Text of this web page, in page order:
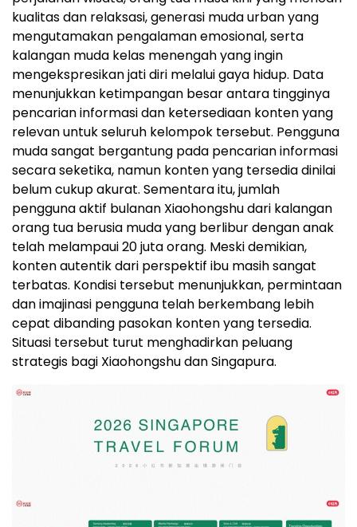
kualitas dan relaksasi, generasi muda urban yang
mengutamakan pengalaman emosional, serta
kalangan muda kelas menengah yang ingin
mengekspresikan jati diri melalui gaya hidup. Data
menunjukkan ketimpangan besar antara tingginya
pencarian informasi dan ketersediaan konten yang
relevan untuk seluruh kelompok tersebut. Pengguna
muda sangat bergantung pada pencarian informasi
secara seketika, namun konten yang tersedia dinilai
belum cukup akurat. Sementara itu, jumlah
pengguna aktif bulanan Xiaohongshu dari kalangan
orang tua berusia muda yang berlibur dengan anak
telah melampaui 20 juta orang. Meski demikian,
konten autentik dari perspektif ibu masih sangat
terbatas. Kondisi tersebut menunjukkan, permintaan
dan imajinasi pengguna telah berkembang lebih
cepat dibanding pasokan konten yang tersedia.
Situasi tersebut turut menghadirkan peluang
strategis bagi Xiaohongshu dan Singapura.